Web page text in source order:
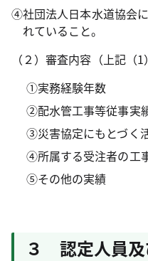
④社団法人日本水道協会
れていること。
（２）審査内容（上記（
①実務経験年数
②配水管工事等従事実
③災害協定にもとづく
④所属する受注者の工
⑤その他の実績
３ 認定人員及